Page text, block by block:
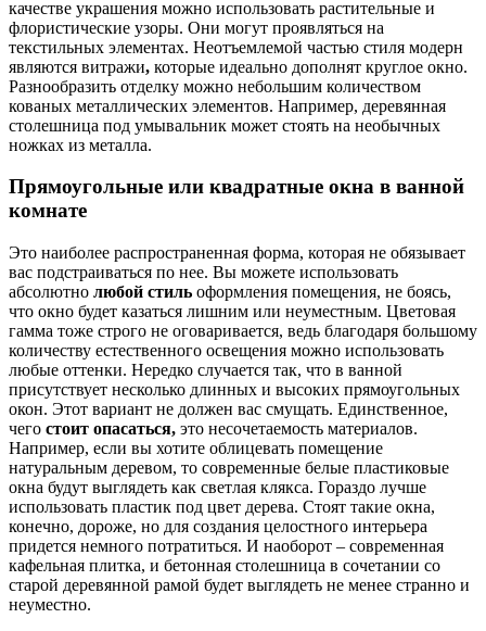
качестве украшения можно использовать растительные и
флористические узоры. Они могут проявляться на
текстильных элементах. Неотъемлемой частью стиля модерн
являются витражи, которые идеально дополнят круглое окно.
Разнообразить отделку можно небольшим количеством
кованых металлических элементов. Например, деревянная
столешница под умывальник может стоять на необычных
ножках из металла.
Прямоугольные или квадратные окна в ванной
комнате
Это наиболее распространенная форма, которая не обязывает
вас подстраиваться по нее. Вы можете использовать
абсолютно любой стиль оформления помещения, не боясь,
что окно будет казаться лишним или неуместным. Цветовая
гамма тоже строго не оговаривается, ведь благодаря большому
количеству естественного освещения можно использовать
любые оттенки. Нередко случается так, что в ванной
присутствует несколько длинных и высоких прямоугольных
окон. Этот вариант не должен вас смущать. Единственное,
чего стоит опасаться, это несочетаемость материалов.
Например, если вы хотите облицевать помещение
натуральным деревом, то современные белые пластиковые
окна будут выглядеть как светлая клякса. Гораздо лучше
использовать пластик под цвет дерева. Стоят такие окна,
конечно, дороже, но для создания целостного интерьера
придется немного потратиться. И наоборот – современная
кафельная плитка, и бетонная столешница в сочетании со
старой деревянной рамой будет выглядеть не менее странно и
неуместно.